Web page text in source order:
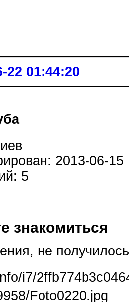
22 01:44:20
2013-06-15
5
знакомиться
не